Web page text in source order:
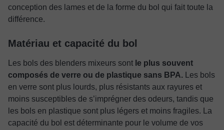
conception des lames et de la forme du bol qui fait toute la
différence.
Matériau et capacité du bol
Les bols des blenders mixeurs sont le plus souvent
composés de verre ou de plastique sans BPA. Les bols
en verre sont plus lourds, plus résistants aux rayures et
moins susceptibles de s’imprégner des odeurs, tandis que
les bols en plastique sont plus légers et moins fragiles. La
capacité du bol est déterminante pour le volume de vos